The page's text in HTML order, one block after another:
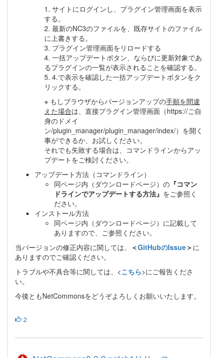
1. サイトにログインし、プラグイン管理画面を表示
する。
2. 最新のNC3のファイルを、既存サイトのファイル
に上書きする。
3. プラグイン管理画面をリロードする
4. 一括アップデートボタン、ならびに更新対象であ
るプラグインの一覧が表示されることを確認する。
5. 4.で表示を確認した一括アップデートボタンをク
リックする。
※ もしブラウザからバージョンアップの手順を間違
えた場合は、直接プラグイン管理画面（https://ご自
身のドメイ
ン/plugin_manager/plugin_manager/index/）を開く
事ができるか、お試しください。
それでも失敗する場合は、コマンドラインからアッ
プデートをご検討ください。
アップデート方法（コマンドライン）
同ページ内（ダウンロードページ）の 『コマン
ドラインでアップデートする方法』 をご参照く
ださい。
インストール方法
同ページ内（ダウンロードページ）に記載して
ありますので、ご参照ください。
当バージョンの修正内容に関しては、
＜GitHubのIssue＞ に
ありますのでご確認ください。
トラブルや不具合等に関しては、<こちら>にご報告くださ
い。
今後ともNetCommonsをどうぞよろしくお願いいたします。
2